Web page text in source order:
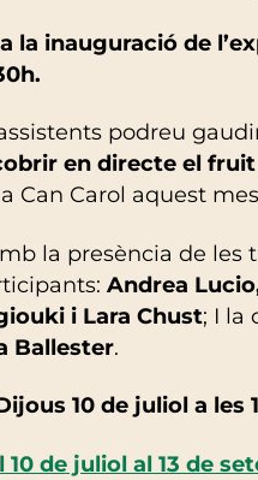
la inauguració de
podreu
en directe el fruit
Can Carol aquest
la presència de les
Andrea
i Lara Chust; I la
Ballester.
10 de juliol a les
10 de juliol al 13 de